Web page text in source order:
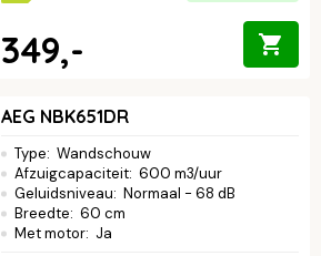
349,-
AEG NBK651DR
Type: Wandschouw
Afzuigcapaciteit: 600 m3/uur
Geluidsniveau: Normaal - 68 dB
Breedte: 60 cm
Met motor: Ja